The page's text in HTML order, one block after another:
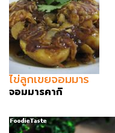
ไข่ลูกเขยจอมมาร
จอมมารคากิ